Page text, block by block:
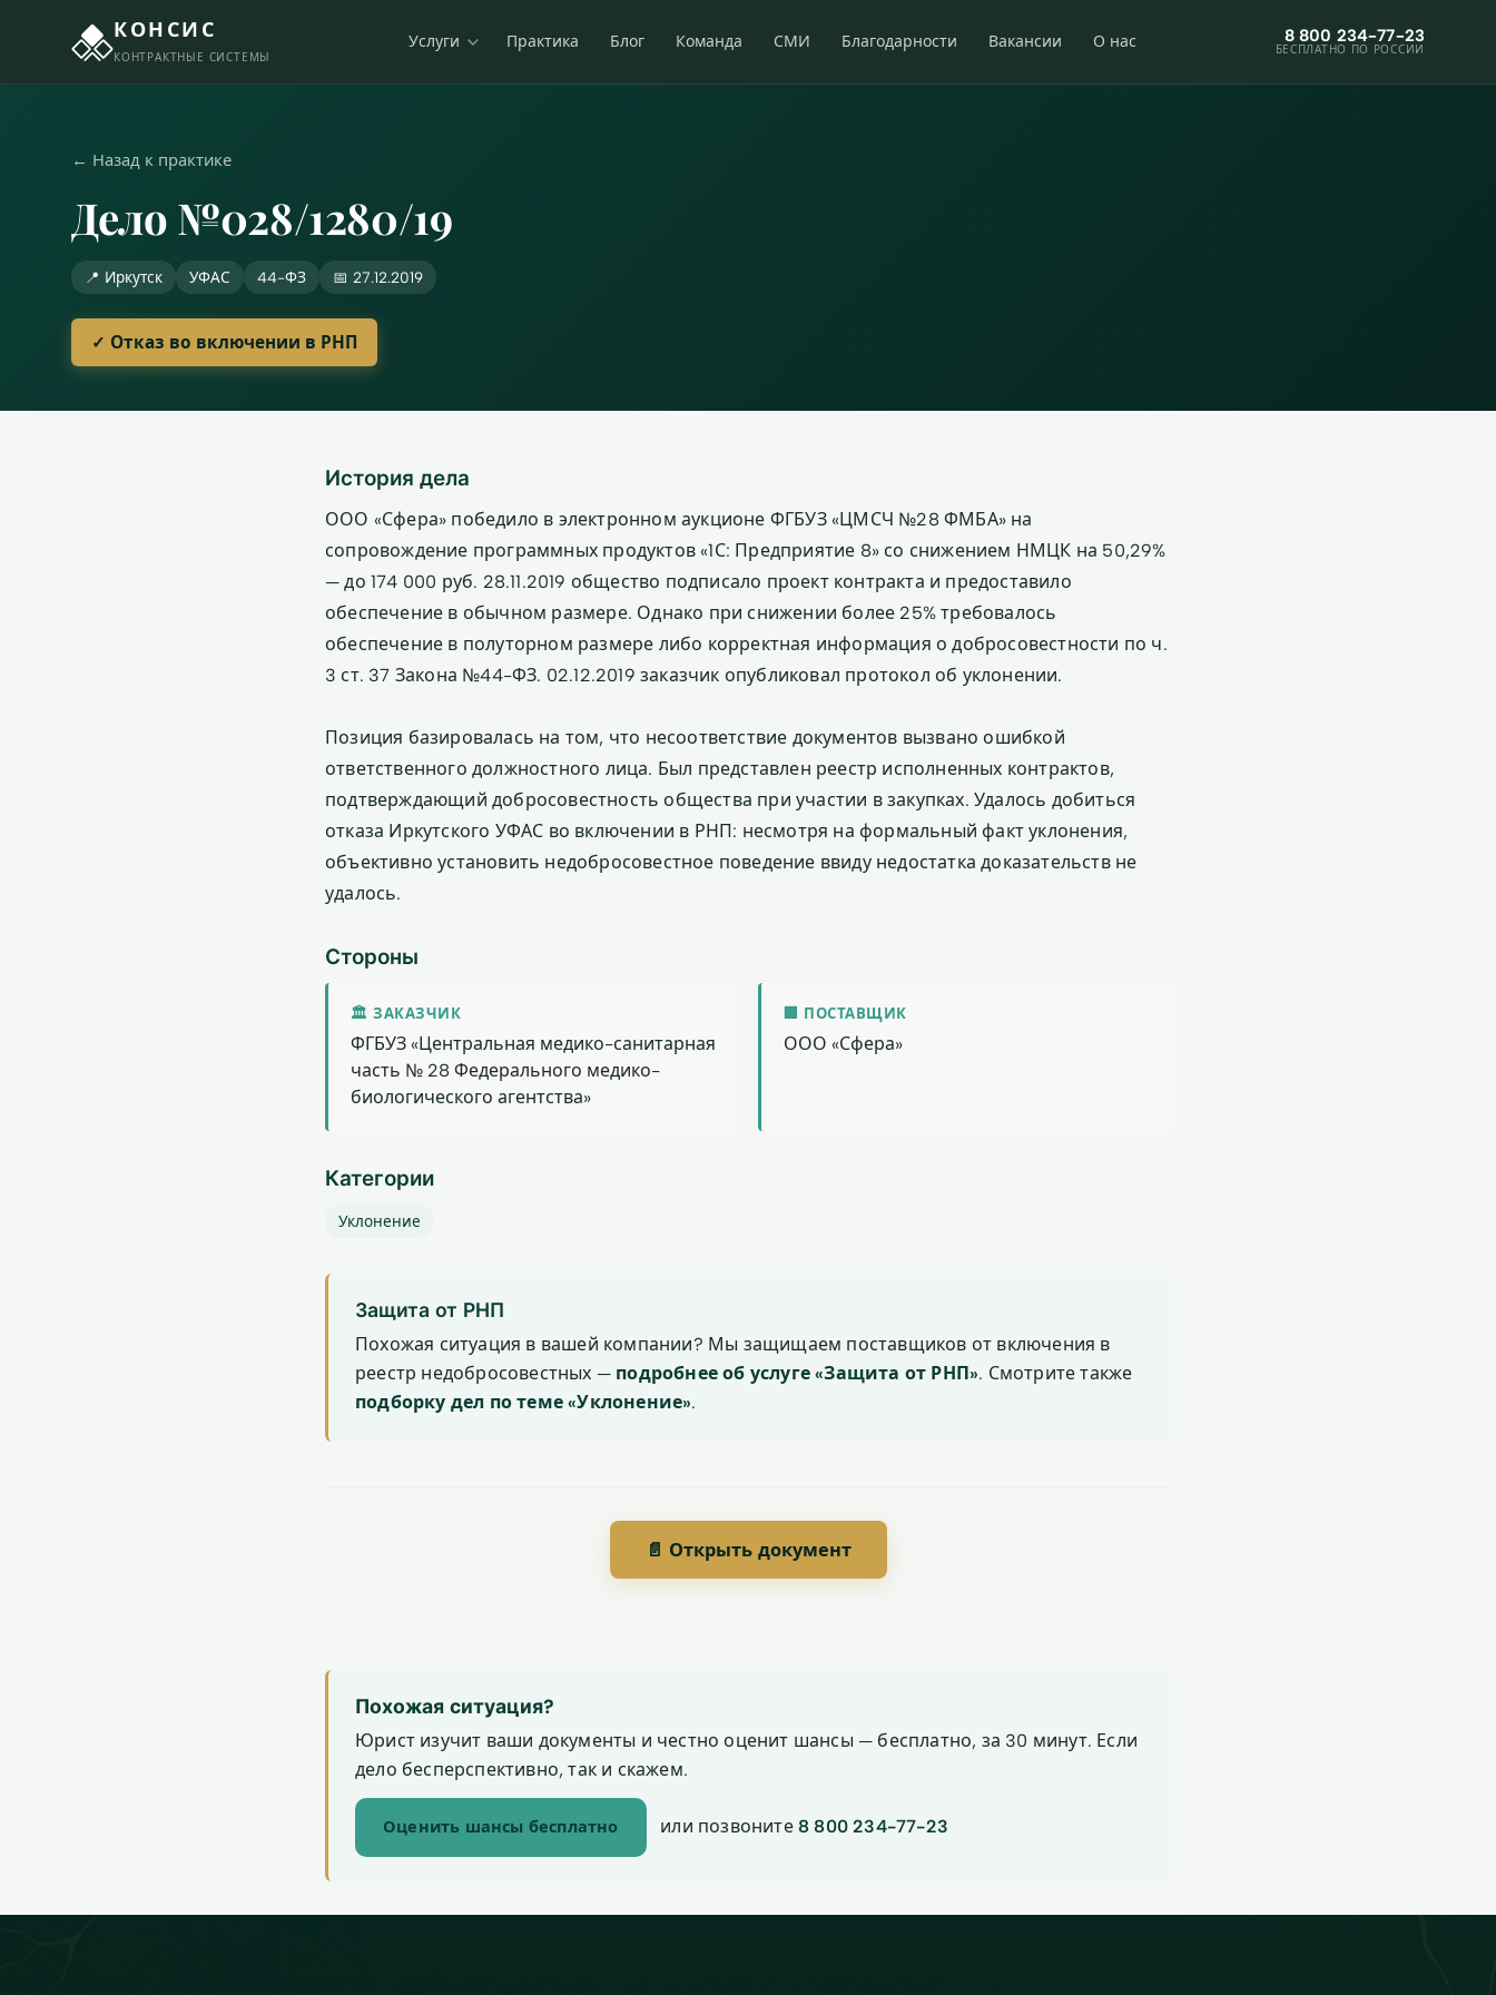
КОНСИС
КОНТРАКТНЫЕ СИСТЕМЫ
Услуги Практика Блог Команда СМИ Благодарности Вакансии О нас 8 800 234-77-23
БЕСПЛАТНО ПО РОССИИ
← Назад к практике
Дело №028/1280/19
📍 Иркутск УФАС 44-ФЗ 📅 27.12.2019
✓ Отказ во включении в РНП
История дела
ООО «Сфера» победило в электронном аукционе ФГБУЗ «ЦМСЧ №28 ФМБА» на
сопровождение программных продуктов «1С: Предприятие 8» со снижением НМЦК на 50,29%
— до 174 000 руб. 28.11.2019 общество подписало проект контракта и предоставило
обеспечение в обычном размере. Однако при снижении более 25% требовалось
обеспечение в полуторном размере либо корректная информация о добросовестности по ч.
3 ст. 37 Закона №44-ФЗ. 02.12.2019 заказчик опубликовал протокол об уклонении.
Позиция базировалась на том, что несоответствие документов вызвано ошибкой
ответственного должностного лица. Был представлен реестр исполненных контрактов,
подтверждающий добросовестность общества при участии в закупках. Удалось добиться
отказа Иркутского УФАС во включении в РНП: несмотря на формальный факт уклонения,
объективно установить недобросовестное поведение ввиду недостатка доказательств не
удалось.
Стороны
🏛 ЗАКАЗЧИК
ФГБУЗ «Центральная медико-санитарная
часть № 28 Федерального медико-
биологического агентства»
🏢 ПОСТАВЩИК
ООО «Сфера»
Категории
Уклонение
Защита от РНП
Похожая ситуация в вашей компании? Мы защищаем поставщиков от включения в
реестр недобросовестных — подробнее об услуге «Защита от РНП». Смотрите также
подборку дел по теме «Уклонение».
📄 Открыть документ
Похожая ситуация?
Юрист изучит ваши документы и честно оценит шансы — бесплатно, за 30 минут. Если
дело бесперспективно, так и скажем.
Оценить шансы бесплатно или позвоните8 800 234-77-23